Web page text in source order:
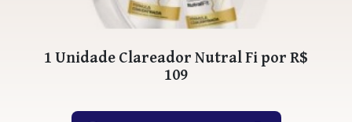
1 Unidade Clareador Nutral Fi por R$
109